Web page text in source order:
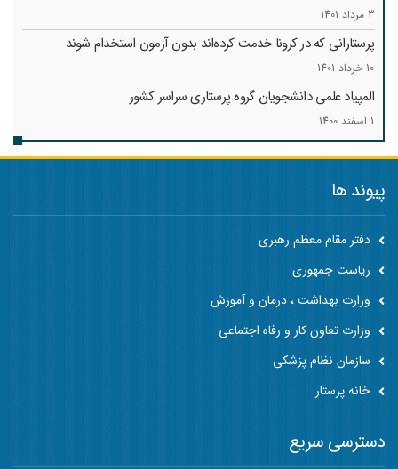
3 مرداد 1401
پرستارانی که در کرونا خدمت کرد‌ه‌اند بدون آزمون استخدام شوند
10 خرداد 1401
المپیاد علمی دانشجویان گروه پرستاری سراسر کشور
1 اسفند 1400
پیوند ها
دفتر مقام معظم رهبری
ریاست جمهوری
وزارت بهداشت ، درمان و آموزش
وزارت تعاون کار و رفاه اجتماعی
سازمان نظام پزشکی
خانه پرستار
دسترسی سریع